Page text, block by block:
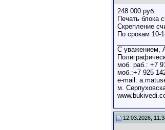
248 000 руб.
Печать блока
Скрепление
По срокам 10-
С уважением,
моб. раб.: +7
моб.:+7 925
e-mail:
м.
12.03.2026,